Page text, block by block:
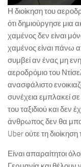
Η διοίκηση του
ότι δημιούργησε μια
χαμένος δεν είναι
χαμένος είναι πάνω
συμβεί αν ένας μη
αεροδρόμιο του
ανασφάλιστο
συνέχεια εμπλακεί
του ταξιδιού και δεν
άνθρωπος δεν θα
Uber ούτε τη
Είναι απαραίτητοι